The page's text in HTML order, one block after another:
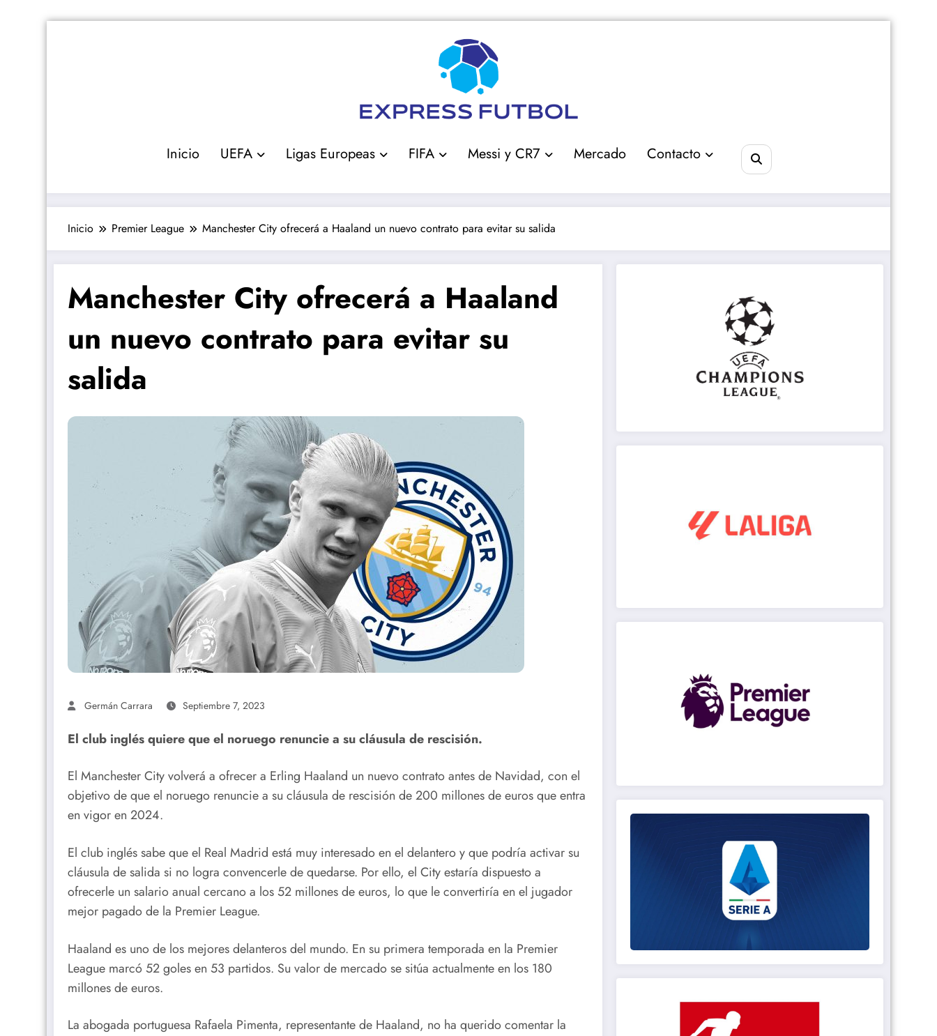
Inicio UEFA Ligas Europeas FIFA Messi y CR7 Mercado Contacto
Inicio Premier League Manchester City ofrecerá a Haaland un nuevo contrato para evitar su salida
Manchester City ofrecerá a Haaland
un nuevo contrato para evitar su
salida
Germán Carrara Septiembre 7, 2023
El club inglés quiere que el noruego renuncie a su cláusula de rescisión.
El Manchester City volverá a ofrecer a Erling Haaland un nuevo contrato antes de Navidad, con el
objetivo de que el noruego renuncie a su cláusula de rescisión de 200 millones de euros que entra
en vigor en 2024.
El club inglés sabe que el Real Madrid está muy interesado en el delantero y que podría activar su
cláusula de salida si no logra convencerle de quedarse. Por ello, el City estaría dispuesto a
ofrecerle un salario anual cercano a los 52 millones de euros, lo que le convertiría en el jugador
mejor pagado de la Premier League.
Haaland es uno de los mejores delanteros del mundo. En su primera temporada en la Premier
League marcó 52 goles en 53 partidos. Su valor de mercado se sitúa actualmente en los 180
millones de euros.
La abogada portuguesa Rafaela Pimenta, representante de Haaland, no ha querido comentar la